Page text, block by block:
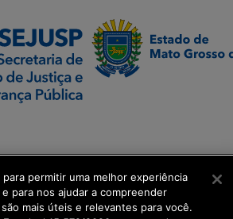
permitir uma melhor experiência
para nos ajudar a compreender
mais úteis e relevantes para você.